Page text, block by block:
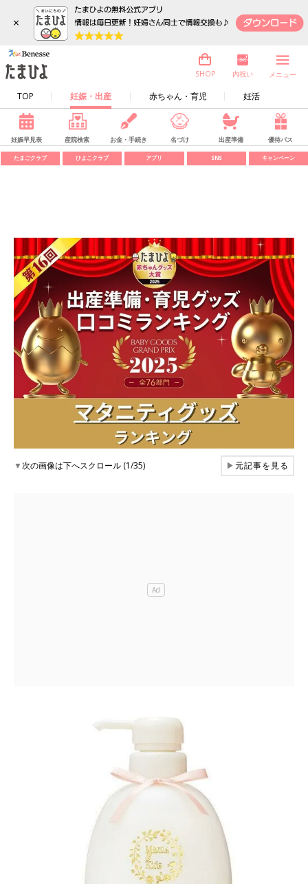
×
TOP 妊娠・出産 赤ちゃん・育児 妊活
SHOP 内祝い メニュー
妊娠早見表 産院検索 お金・手続き 名づけ 出産準備 優待パス
たまごクラブ ひよこクラブ アプリ SNS キャンペーン
▼次の画像は下へスクロール (1/35) ▶元記事を見る